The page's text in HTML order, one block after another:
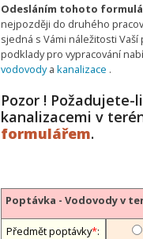
Odesláním tohoto
nejpozději do druhého
sjedná s Vámi náležitosti
podklady pro vypracování
vodovodya kanalizace .
Pozor !
kanalizacemi v
formulářem.
Poptávka - Vodovody v
Předmět poptávky*: